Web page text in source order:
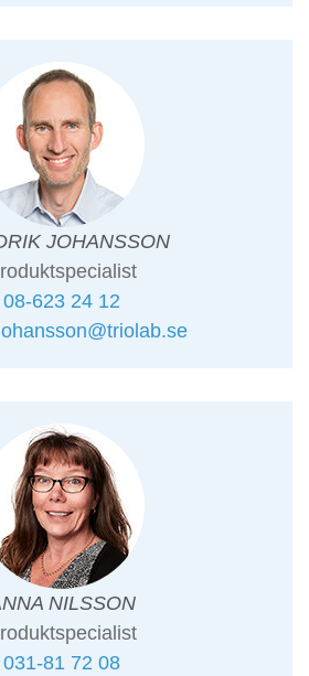
JOHANSSON
08-623 24 12
NILSSON
031-81 72 08